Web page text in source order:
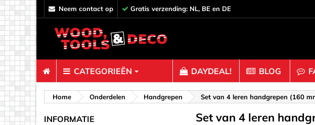
neem contact op Gratis verzending: NL, BE en DE
CATEGORIEËN
Bevestigers
Afstandhouders
DAYDEAL! BLOG
Home Onderdelen Handgrepen Set van 4 leren handgrepen (160
INFORMATIE Set van 4 leren